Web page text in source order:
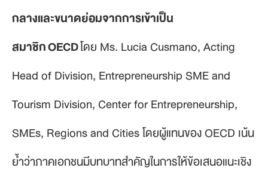
กลางและขนาดย่อมจากการเข้าเป็น
สมาชิก OECDโดย Ms. Lucia Cusmano, Acting
Head of Division, Entrepreneurship SME and
Tourism Division, Center for Entrepreneurship,
SMEs, Regions and Cities โดยผู้แทนของ OECD เน้น
ย้ำว่าภาคเอกชนมีบทบาทสำคัญในการให้ข้อเสนอแนะเชิง